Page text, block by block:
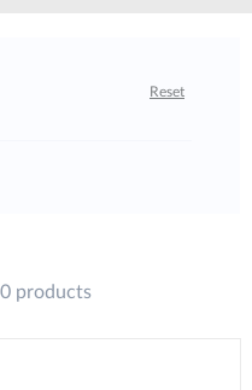
Reset
products